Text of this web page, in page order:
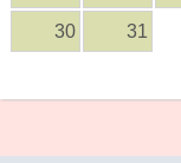
30 31